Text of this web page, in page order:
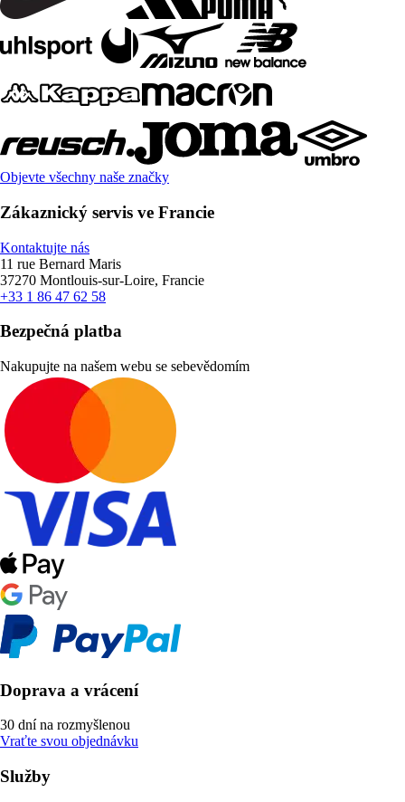
Objevte všechny naše značky
Zákaznický servis ve Francie
Kontaktujte nás
11 rue Bernard Maris
37270 Montlouis-sur-Loire, Francie
+33 1 86 47 62 58
Bezpečná platba
Nakupujte na našem webu se sebevědomím
Doprava a vrácení
30 dní na rozmyšlenou
Vraťte svou objednávku
Služby